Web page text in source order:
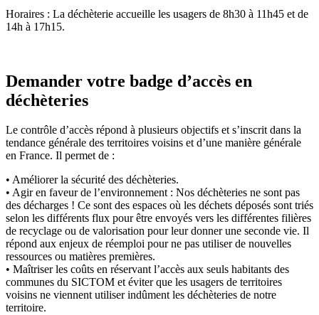
Horaires : La déchèterie accueille les usagers de 8h30 à 11h45 et de
14h à 17h15.
Demander votre badge d’accès en
déchèteries
Le contrôle d’accès répond à plusieurs objectifs et s’inscrit dans la
tendance générale des territoires voisins et d’une manière générale
en France. Il permet de :
• Améliorer la sécurité des déchèteries.
• Agir en faveur de l’environnement : Nos déchèteries ne sont pas
des décharges ! Ce sont des espaces où les déchets déposés sont triés
selon les différents flux pour être envoyés vers les différentes filières
de recyclage ou de valorisation pour leur donner une seconde vie. Il
répond aux enjeux de réemploi pour ne pas utiliser de nouvelles
ressources ou matières premières.
• Maîtriser les coûts en réservant l’accès aux seuls habitants des
communes du SICTOM et éviter que les usagers de territoires
voisins ne viennent utiliser indûment les déchèteries de notre
territoire.